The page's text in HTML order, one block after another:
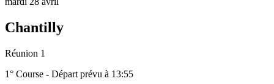
Chantilly
Réunion 1
1° Course - Départ prévu à 13:55